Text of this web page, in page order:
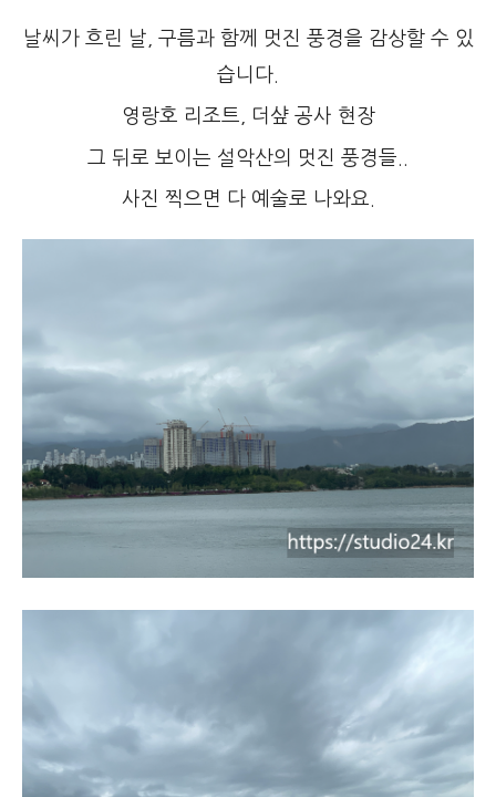
날씨가 흐린 날, 구름과 함께 멋진 풍경을 감상할 수 있
습니다.
영랑호 리조트, 더샾 공사 현장
그 뒤로 보이는 설악산의 멋진 풍경들..
사진 찍으면 다 예술로 나와요.